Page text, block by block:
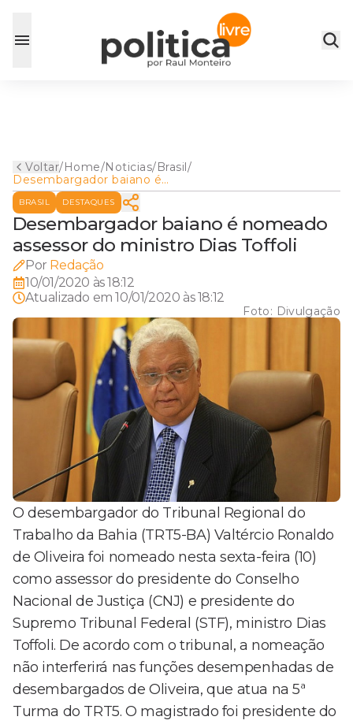
Voltar/Home/Noticias/Brasil/
Desembargador baiano é
nomeado assessor do
ministro Dias Toffoli
BRASIL DESTAQUES
Desembargador baiano é nomeado
assessor do ministro Dias Toffoli
Por Redação
10/01/2020 às 18:12
Atualizado em10/01/2020 às 18:12
Foto: Divulgação
O desembargador do Tribunal Regional do
Trabalho da Bahia (TRT5-BA) Valtércio Ronaldo
de Oliveira foi nomeado nesta sexta-feira (10)
como assessor do presidente do Conselho
Nacional de Justiça (CNJ) e presidente do
Supremo Tribunal Federal (STF), ministro Dias
Toffoli. De acordo com o tribunal, a nomeação
não interferirá nas funções desempenhadas de
desembargados de Oliveira, que atua na 5ª
Turma do TRT5. O magistrado foi presidente do